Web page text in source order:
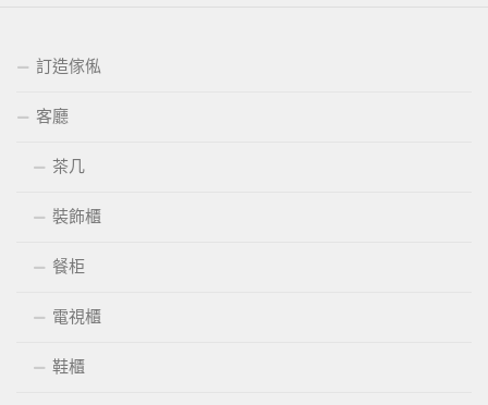
訂造傢俬
客廳
茶几
裝飾櫃
餐柜
電視櫃
鞋櫃